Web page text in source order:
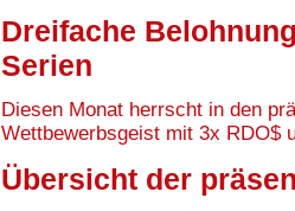
Dreifache
Serien
Diesen Monat herrscht in den
Wettbewerbsgeist mit 3x RDO$
Übersicht der